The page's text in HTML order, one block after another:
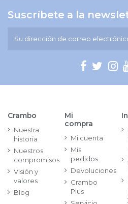
Suscríbete a la
Crambo
Nuestra
historia
Nuestros
compromisos
Visión y
valores
Blog
Mi
compra
Mi cuenta
Mis
pedidos
Devoluciones
Crambo
Plus